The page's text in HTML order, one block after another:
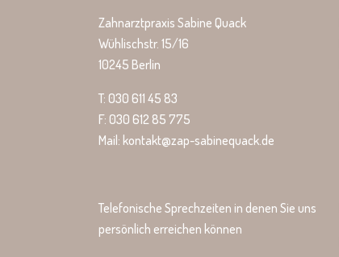
Zahnarztpraxis Sabine Quack
Wühlischstr. 15/16
10245 Berlin
T: 030 611 45 83
F: 030 612 85 775
Mail: kontakt@zap-sabinequack.de
Telefonische Sprechzeiten in denen Sie uns
persönlich erreichen können